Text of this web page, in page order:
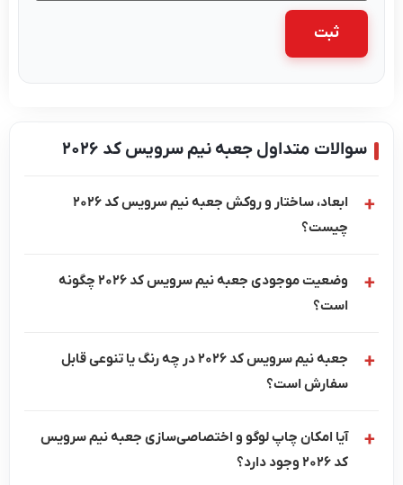
سوالات متداول جعبه نیم سرویس کد 2026
ابعاد، ساختار و روکش جعبه نیم سرویس کد 2026
چیست؟
وضعیت موجودی جعبه نیم سرویس کد 2026 چگونه
است؟
جعبه نیم سرویس کد 2026 در چه رنگ یا تنوعی قابل
سفارش است؟
آیا امکان چاپ لوگو و اختصاصی‌سازی جعبه نیم سرویس
کد 2026 وجود دارد؟